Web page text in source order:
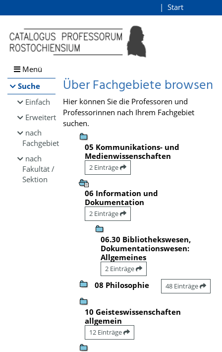
Browsen
direkt zum Inhalt
Start
Menü
Suche
Einfach
Erweitert
nach
Fachgebiet
nach
Fakultät /
Sektion
Über Fachgebiete browsen
Hier können Sie die Professoren und
Professorinnen nach Ihrem Fachgebiet
suchen.
05 Kommunikations- und
Medienwissenschaften
2 Einträge
06 Information und
Dokumentation
2 Einträge
06.30 Bibliothekswesen,
Dokumentationswesen:
Allgemeines
2 Einträge
08 Philosophie 48 Einträge
10 Geisteswissenschaften
allgemein
12 Einträge